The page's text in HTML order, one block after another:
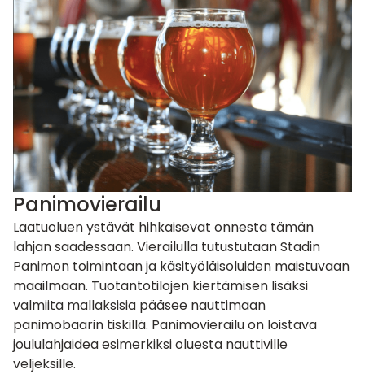
Panimovierailu
Laatuoluen ystävät hihkaisevat onnesta tämän
lahjan saadessaan. Vierailulla tutustutaan Stadin
Panimon toimintaan ja käsityöläisoluiden maistuvaan
maailmaan. Tuotantotilojen kiertämisen lisäksi
valmiita mallaksisia pääsee nauttimaan
panimobaarin tiskillä. Panimovierailu on loistava
joululahjaideaesimerkiksi oluesta nauttiville
veljeksille.